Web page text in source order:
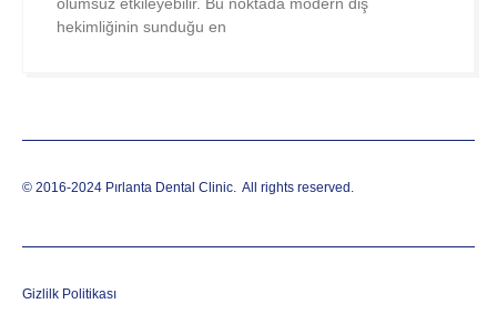
olumsuz etkileyebilir. Bu noktada modern diş
hekimliğinin sunduğu en
© 2016-2024 Pırlanta Dental Clinic. All rights reserved.
Gizlilk Politikası